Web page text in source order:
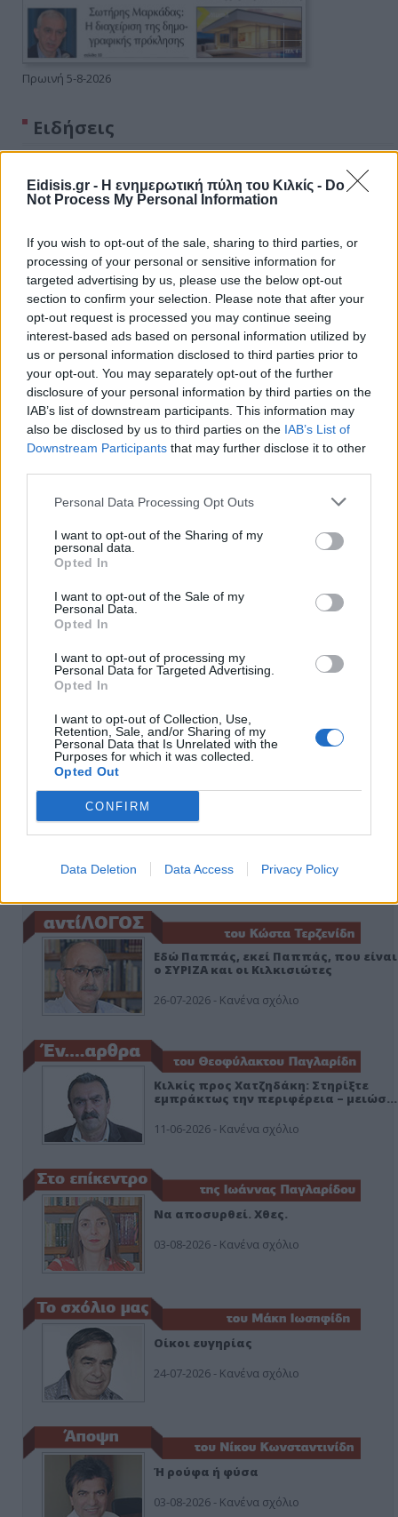
Eidisis.gr - Η ενημερωτική πύλη του Κιλκίς - Do
Not Process My Personal Information
If you wish to opt-out of the sale, sharing to third parties, or
processing of your personal or sensitive information for
targeted advertising by us, please use the below opt-out
section to confirm your selection. Please note that after your
opt-out request is processed you may continue seeing
interest-based ads based on personal information utilized by
us or personal information disclosed to third parties prior to
your opt-out. You may separately opt-out of the further
disclosure of your personal information by third parties on the
IAB’s list of downstream participants. This information may
also be disclosed by us to third parties on the IAB’s List of
Downstream Participants that may further disclose it to other
Personal Data Processing Opt Outs
I want to opt-out of the Sharing of my
personal data.
Opted In
I want to opt-out of the Sale of my
Personal Data.
Opted In
I want to opt-out of processing my
Personal Data for Targeted Advertising.
Opted In
I want to opt-out of Collection, Use,
Retention, Sale, and/or Sharing of my
Personal Data that Is Unrelated with the
Purposes for which it was collected.
Opted Out
CONFIRM
Data Deletion Data Access Privacy Policy
Πρωινή 5-8-2026
Ειδήσεις
Ειδήσεις 5-8-2026
Εδώ Παππάς, εκεί Παππάς, που είναι
ο ΣΥΡΙΖΑ και οι Κιλκισιώτες
26-07-2026 - Κανένα σχόλιο
Κιλκίς προς Χατζηδάκη: Στηρίξτε
εμπράκτως την περιφέρεια – μειώσ…
11-06-2026 - Κανένα σχόλιο
Να αποσυρθεί. Χθες.
03-08-2026 - Κανένα σχόλιο
Οίκοι ευγηρίας
24-07-2026 - Κανένα σχόλιο
Ή ρούφα ή φύσα
03-08-2026 - Κανένα σχόλιο